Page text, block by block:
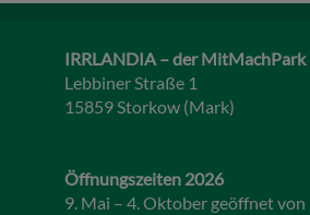
IRRLANDIA – der MitMachPark
Lebbiner Straße 1
15859 Storkow (Mark)
Öffnungszeiten 2026
9. Mai – 4. Oktober geöffnet von